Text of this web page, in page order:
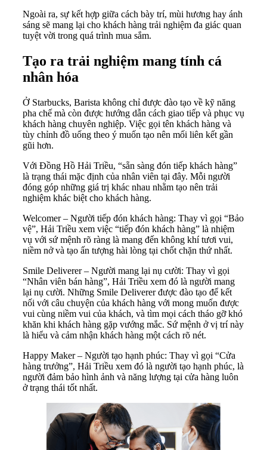
Ngoài ra, sự kết hợp giữa cách bày trí, mùi hương hay ánh
sáng sẽ mang lại cho khách hàng trải nghiệm đa giác quan
tuyệt vời trong quá trình mua sắm.
Tạo ra trải nghiệm mang tính cá
nhân hóa
Ở Starbucks, Barista không chỉ được đào tạo về kỹ năng
pha chế mà còn được hướng dẫn cách giao tiếp và phục vụ
khách hàng chuyên nghiệp. Việc gọi tên khách hàng và
tùy chỉnh đồ uống theo ý muốn tạo nên mối liên kết gần
gũi hơn.
Với Đồng Hồ Hải Triều, “sẵn sàng đón tiếp khách hàng”
là trạng thái mặc định của nhân viên tại đây. Mỗi người
đóng góp những giá trị khác nhau nhằm tạo nên trải
nghiệm khác biệt cho khách hàng.
Welcomer – Người tiếp đón khách hàng: Thay vì gọi “Bảo
vệ”, Hải Triều xem việc “tiếp đón khách hàng” là nhiệm
vụ với sứ mệnh rõ ràng là mang đến không khí tươi vui,
niềm nở và tạo ấn tượng hài lòng tại chốt chặn thứ nhất.
Smile Deliverer – Người mang lại nụ cười: Thay vì gọi
“Nhân viên bán hàng”, Hải Triều xem đó là người mang
lại nụ cười. Những Smile Deliverer được đào tạo để kết
nối với câu chuyện của khách hàng với mong muốn được
vui cùng niềm vui của khách, và tìm mọi cách tháo gỡ khó
khăn khi khách hàng gặp vướng mắc. Sứ mệnh ở vị trí này
là hiểu và cảm nhận khách hàng một cách rõ nét.
Happy Maker – Người tạo hạnh phúc: Thay vì gọi “Cửa
hàng trưởng”, Hải Triều xem đó là người tạo hạnh phúc, là
người đảm bảo hình ảnh và năng lượng tại cửa hàng luôn
ở trạng thái tốt nhất.